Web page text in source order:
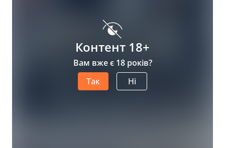
Контент 18+
Вам вже є 18 років?
Так
Ні